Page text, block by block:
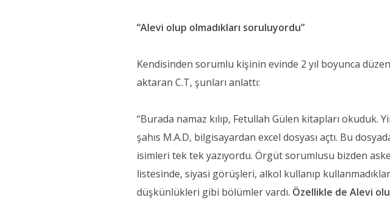
“Alevi olup olmadıkları soruluyordu”
Kendisinden sorumlu kişinin evinde 2 yıl boyunca
aktaran C.T, şunları anlattı:
“Burada namaz kılıp, Fetullah Gülen kitapları okuduk.
şahıs M.A.D, bilgisayardan excel dosyası açtı. Bu
isimleri tek tek yazıyordu. Örgüt sorumlusu bizden
listesinde, siyasi görüşleri, alkol kullanıp
düşkünlükleri gibi bölümler vardı. Özellikle de Alevi